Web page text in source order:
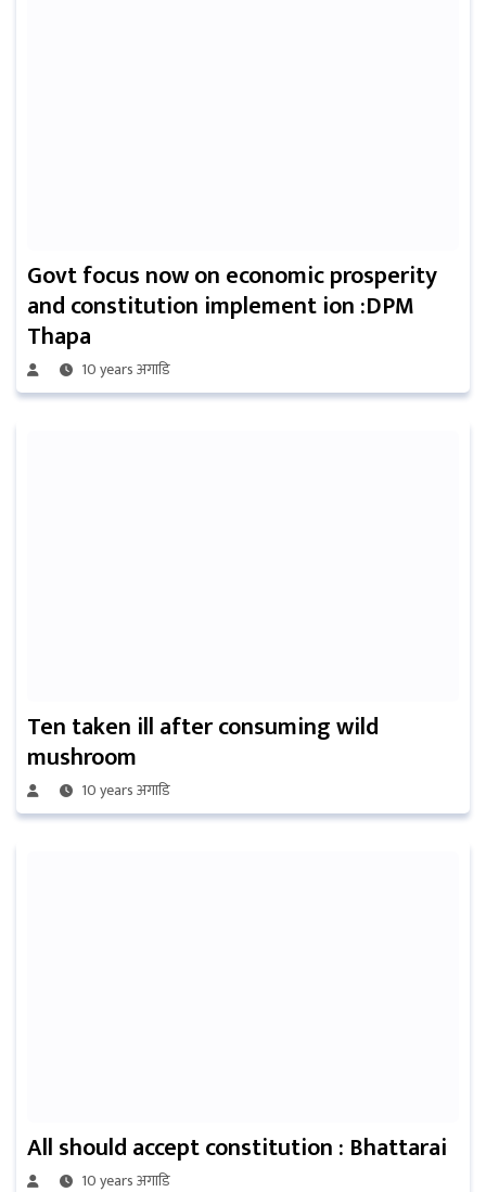
Govt focus now on economic prosperity
and constitution implement ion :DPM
Thapa
10 years अगाडि
Ten taken ill after consuming wild
mushroom
10 years अगाडि
All should accept constitution : Bhattarai
10 years अगाडि